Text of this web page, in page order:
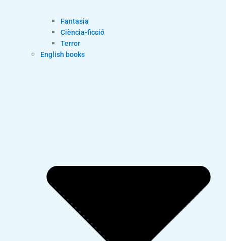
Fantasia
Ciència-ficció
Terror
English books